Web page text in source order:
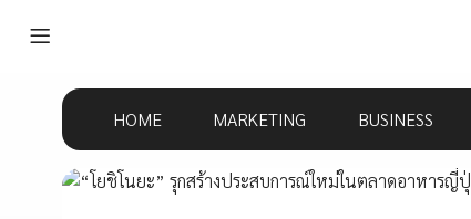
HOME MARKETING BUSINESS